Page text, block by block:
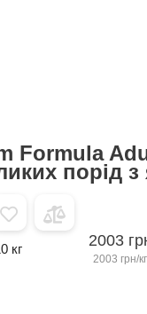
Formula
порід
кг 2003
2003 грн/кг